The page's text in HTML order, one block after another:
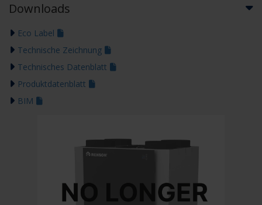
Downloads
Eco Label
Technische Zeichnung
Technisches Datenblatt
Produktdatenblatt
BIM